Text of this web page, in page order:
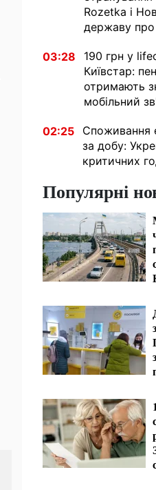
Rozetka і
державу
03:28
190 грн у
Київстар:
отримають
мобільний
02:25
Споживання
за добу:
критичних
Популярні